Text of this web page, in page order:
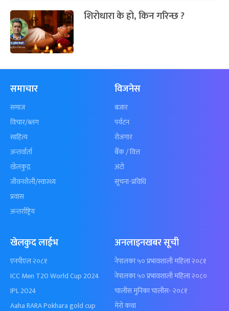
शिरोधारा के हो, किन गरिन्छ ?
समाचार
समाज
विचार/ब्लग
साहित्य
अन्तर्वार्ता
खेलकुद़़
जीवनशैली/स्वास्थ्य
प्रवास
अन्तर्राष्ट्रिय
विजनेस
बजार
पर्यटन
रोजगार
बैँक / वित्त
अटो
सूचना-प्रविधि
खेलकुद लाईभ
एनपीएल २०८१
ICC Men T20 World Cup 2024
IPL 2024
Aaha RARA Pokhara gold cup
अनलाइनखबर सूची
नेपालका ५० प्रभावशाली महिला २०८१
नेपालका ५० प्रभावशाली महिला २०८०
चालीस मुनिका चालीस- २०८१
मेरो कथा